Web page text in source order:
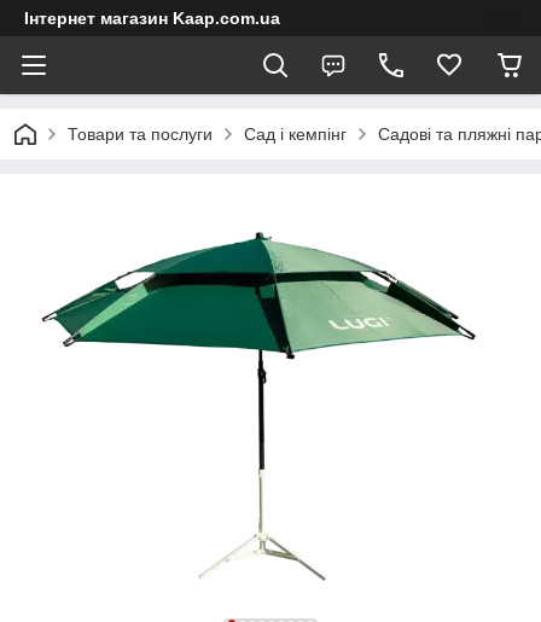
Інтернет магазин Kaap.com.ua
Товари та послуги Сад і кемпінг Садові та пляжні